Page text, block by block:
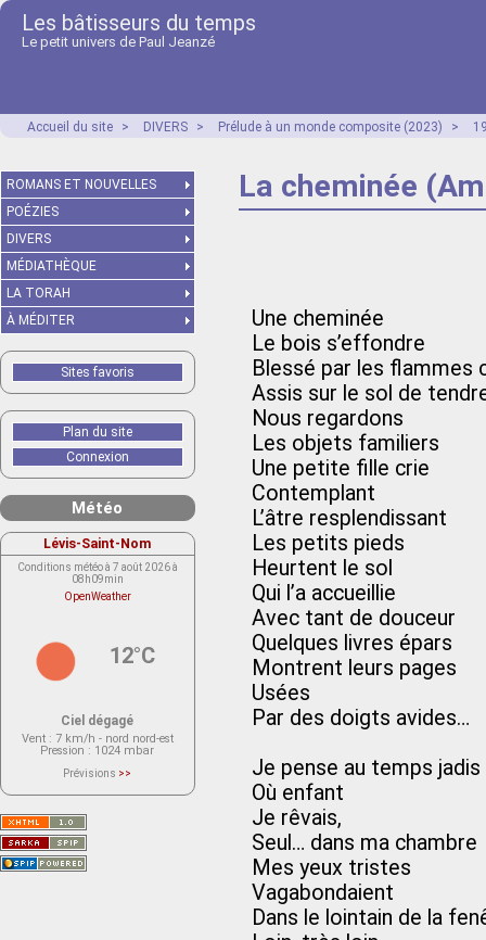
Les bâtisseurs du temps
Le petit univers de Paul Jeanzé
Accueil du site > DIVERS > Prélude à un monde composite (2023) >
La cheminée
Une cheminée
Le bois s’effondre
Blessé par les flammes
Assis sur le sol de
Nous regardons
Les objets familiers
Une petite fille crie
Contemplant
L’âtre resplendissant
Les petits pieds
Heurtent le sol
Qui l’a accueillie
Avec tant de douceur
Quelques livres épars
Montrent leurs pages
Usées
Par des doigts avides…
Je pense au temps jadis
Où enfant
Je rêvais,
Seul… dans ma chambre
Mes yeux tristes
Vagabondaient
Dans le lointain de la
ROMANS ET NOUVELLES
POÉZIES
DIVERS
MÉDIATHÈQUE
LA TORAH
À MÉDITER
Sites favoris
Plan du site
Connexion
Météo
Lévis-Saint-Nom
Conditions météo à 7 août 2026 à
08h09min
OpenWeather
12°C
Ciel dégagé
Vent : 7 km/h - nord nord-est
Pression : 1024 mbar
Prévisions >>
actuellement aucune prévision
Saint-Nom.
Veuillez consulter le message du
service ci-dessous.
(401 - Invalid API key. Please see
https://openweathermap.org/faq#error401